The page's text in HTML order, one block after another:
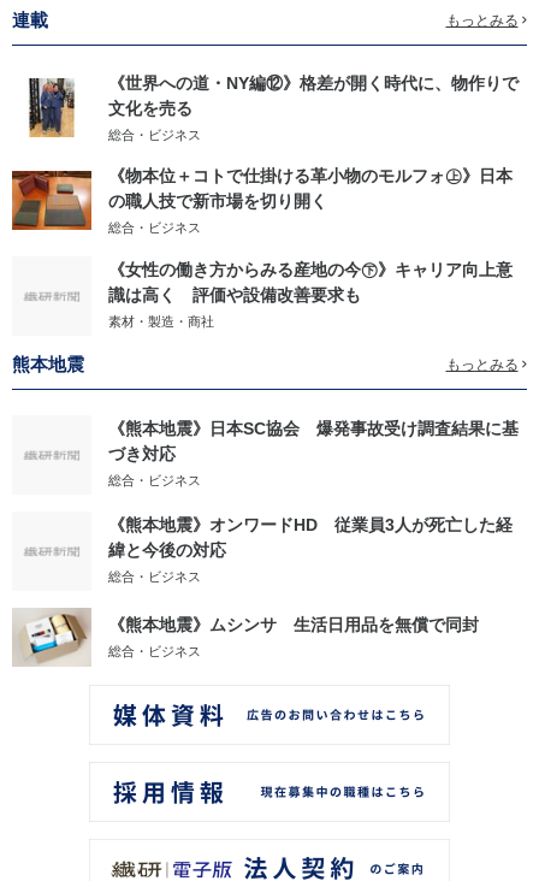
連載 もっとみる
《世界への道・NY編⑫》格差が開く時代に、物作りで
文化を売る
総合・ビジネス
《物本位＋コトで仕掛ける革小物のモルフォ㊤》日本
の職人技で新市場を切り開く
総合・ビジネス
《女性の働き方からみる産地の今㊦》キャリア向上意
識は高く 評価や設備改善要求も
素材・製造・商社
熊本地震 もっとみる
《熊本地震》日本SC協会 爆発事故受け調査結果に基
づき対応
総合・ビジネス
《熊本地震》オンワードHD 従業員3人が死亡した経
緯と今後の対応
総合・ビジネス
《熊本地震》ムシンサ 生活日用品を無償で同封
総合・ビジネス